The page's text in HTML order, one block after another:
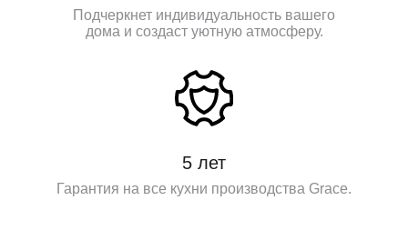
Подчеркнет индивидуальность вашего
дома и создаст уютную атмосферу.
5 лет
Гарантия на все кухни производства Grace.